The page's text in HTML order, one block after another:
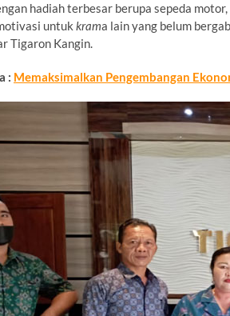
hadiah terbesar berupa sepeda motor,
untuk krama lain yang belum
Tigaron Kangin.
: Memaksimalkan Pengembangan